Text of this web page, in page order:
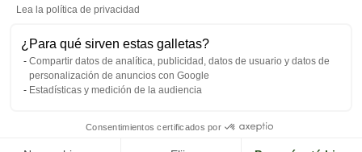
Advertencias legalesPolítica de privacidad
Idioma ES ↓
Lea la política de privacidad
¿Para qué sirven estas galletas?
Compartir datos de analítica, publicidad, datos de usuario y datos de
personalización de anuncios con Google
Estadísticas y medición de la audiencia
Consentimientos certificados por